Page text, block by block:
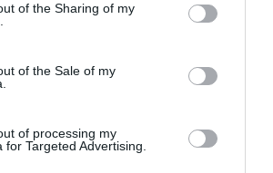
of the Sharing of my
of the Sale of my
of processing my
for Targeted Advertising.
puede ayudar a superar las
experimentan los tratamientos
que sean eficaces”, desvela
por tanto, ante el diseño de
sino “de estrategias que
el marco de pacientes que
tratamientos actuales”. En